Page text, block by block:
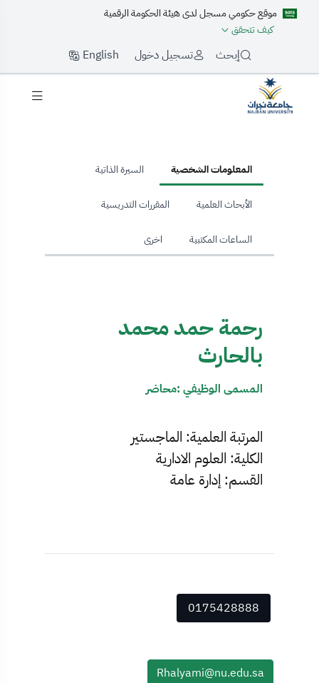
موقع حكومي مسجل لدى هيئة الحكومة الرقمية
كيف تتحقق
إبحث تسجيل دخول English
المعلومات الشخصية السيرة الذاتية
الأبحاث العلمية المقررات التدريسية
الساعات المكتبية اخرى
رحمة حمد محمد
بالحارث
المسمى الوظيفي :محاضر
المرتبة العلمية: الماجستير
الكلية: العلوم الادارية
القسم: إدارة عامة
0175428888
Rhalyami@nu.edu.sa